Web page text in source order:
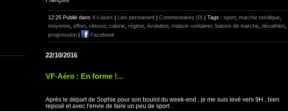
12:25 Publié dans 4-Loisirs Lien permanent Commentaires (0) | Tags : sport, marche nordique,
moyenne, effort, vitesse, calorie, régime, évolution, maison container, batons de marche, décathlon,
progression
Facebook
22/10/2016
VF-Aéro : En forme !...
Après le départ de Sophie pour son boulot du week-end , je me suis levé vers 9H , bien
reposé et avec l'envie de faire un peu de sport .